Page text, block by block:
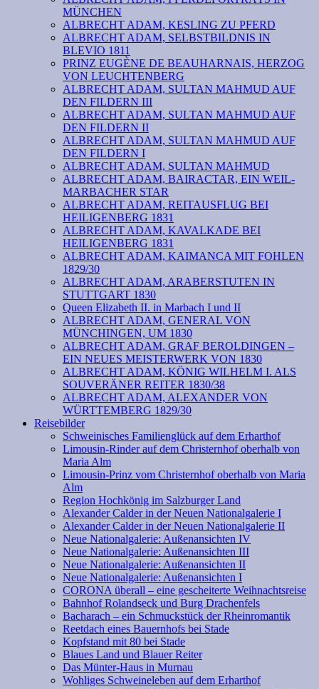
MÜNCHEN
ALBRECHT ADAM, KESLING ZU PFERD
ALBRECHT ADAM, SELBSTBILDNIS IN
BLEVIO 1811
PRINZ EUGÈNE DE BEAUHARNAIS, HERZOG
VON LEUCHTENBERG
ALBRECHT ADAM, SULTAN MAHMUD AUF
DEN FILDERN III
ALBRECHT ADAM, SULTAN MAHMUD AUF
DEN FILDERN II
ALBRECHT ADAM, SULTAN MAHMUD AUF
DEN FILDERN I
ALBRECHT ADAM, SULTAN MAHMUD
ALBRECHT ADAM, BAIRACTAR, EIN WEIL-
MARBACHER STAR
ALBRECHT ADAM, REITAUSFLUG BEI
HEILIGENBERG 1831
ALBRECHT ADAM, KAVALKADE BEI
HEILIGENBERG 1831
ALBRECHT ADAM, KAIMANCA MIT FOHLEN
1829/30
ALBRECHT ADAM, ARABERSTUTEN IN
STUTTGART 1830
Queen Elizabeth II. in Marbach I und II
ALBRECHT ADAM, GENERAL VON
MÜNCHINGEN, UM 1830
ALBRECHT ADAM, GRAF BEROLDINGEN –
EIN NEUES MEISTERWERK VON 1830
ALBRECHT ADAM, KÖNIG WILHELM I. ALS
SOUVERÄNER REITER 1830/38
ALBRECHT ADAM, ALEXANDER VON
WÜRTTEMBERG 1829/30
Reisebilder
Schweinisches Familienglück auf dem Erharthof
Limousin-Rinder auf dem Christernhof oberhalb von
Maria Alm
Limousin-Prinz vom Christernhof oberhalb von Maria
Alm
Region Hochkönig im Salzburger Land
Alexander Calder in der Neuen Nationalgalerie I
Alexander Calder in der Neuen Nationalgalerie II
Neue Nationalgalerie: Außenansichten IV
Neue Nationalgalerie: Außenansichten III
Neue Nationalgalerie: Außenansichten II
Neue Nationalgalerie: Außenansichten I
CORONA überall – eine gescheiterte Weihnachtsreise
Bahnhof Rolandseck und Burg Drachenfels
Bacharach – ein Schmuckstück der Rheinromantik
Reetdach eines Bauernhofs bei Stade
Kopfstand mit 80 bei Stade
Blaues Land und Blauer Reiter
Das Münter-Haus in Murnau
Wohliges Schweineleben auf dem Erharthof